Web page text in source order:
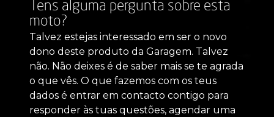
Tens alguma pergunta sobre esta
moto?
Talvez estejas interessado em ser o novo
dono deste produto da Garagem. Talvez
não. Não deixes é de saber mais se te agrada
o que vês. O que fazemos com os teus
dados é entrar em contacto contigo para
responder às tuas questões, agendar uma